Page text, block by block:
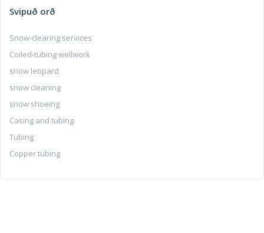
Svipuð orð
Snow-clearing services
Coiled-tubing wellwork
snow leopard
snow cleaning
snow shoeing
Casing and tubing
Tubing
Copper tubing